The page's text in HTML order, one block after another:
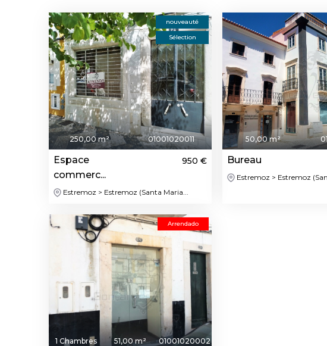
nouveauté
Sélection
250,00 m² 01001020011
Espace
commerc...
950 €
Estremoz > Estremoz (Santa Maria...
50,00 m²
Bureau
Estremoz > Estremoz
Arrendado
1 Chambres 51,00 m² 01001020002